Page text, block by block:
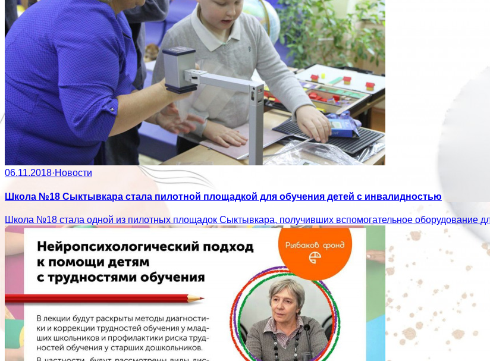
06.11.2018·Новости
Школа №18 Сыктывкара стала пилотной площадкой для обучения детей с инвалидностью
Школа №18 стала одной из пилотных площадок Сыктывкара, получивших вспомогательное оборудование